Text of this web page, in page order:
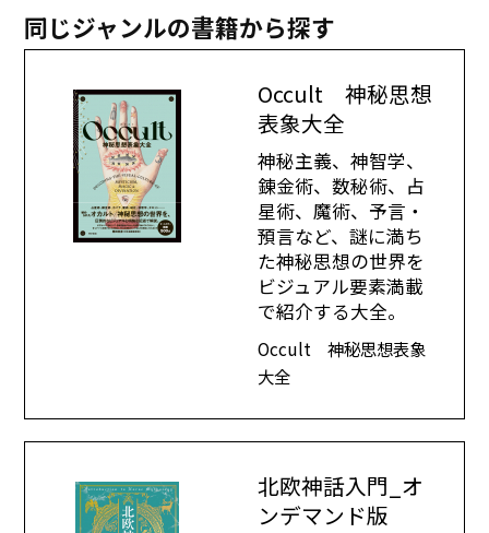
同じジャンルの書籍から探す
Occult 神秘思想
表象大全
神秘主義、神智学、
錬金術、数秘術、占
星術、魔術、予言・
預言など、謎に満ち
た神秘思想の世界を
ビジュアル要素満載
で紹介する大全。
Occult 神秘思想表象
大全
北欧神話入門_オ
ンデマンド版